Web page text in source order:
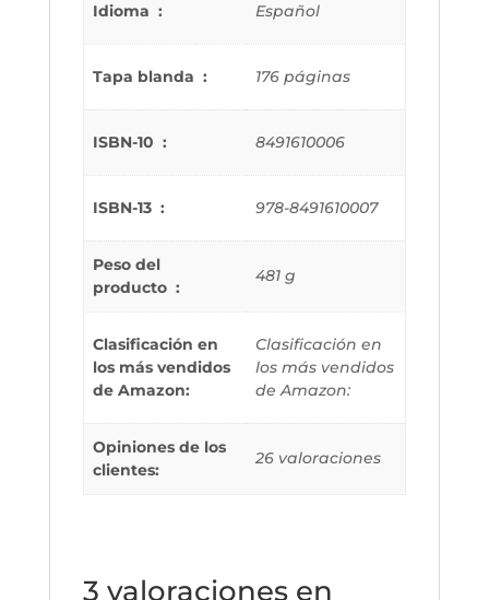
Idioma ‏ : ‎ Español
Tapa blanda ‏ : ‎ 176 páginas
ISBN-10 ‏ : ‎ 8491610006
ISBN-13 ‏ : ‎ 978-8491610007
Peso del
producto ‏ : ‎
481 g
Clasificación en
los más vendidos
de Amazon:
Clasificación en
los más vendidos
de Amazon:
Opiniones de los
clientes:
26 valoraciones
3 valoraciones en